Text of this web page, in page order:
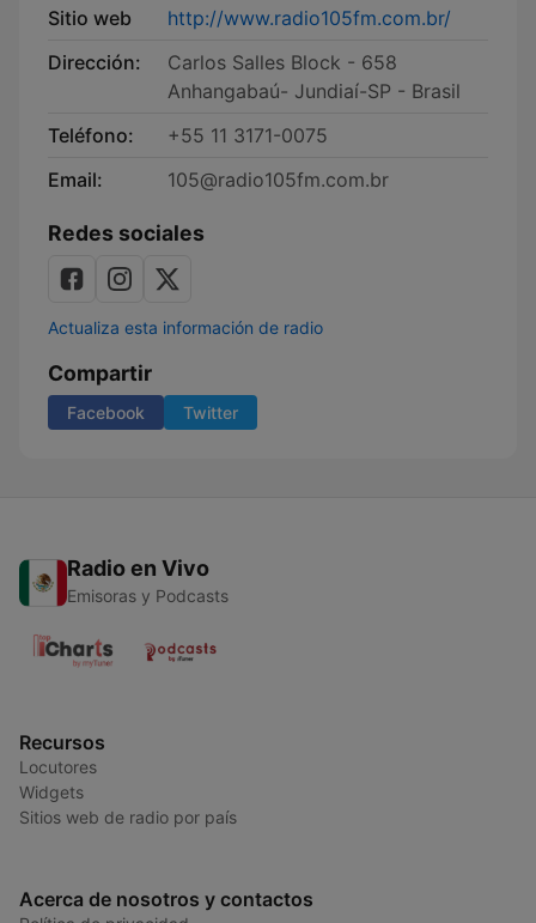
Sitio web
http://www.radio105fm.com.br/
Dirección:
Carlos Salles Block - 658
Anhangabaú- Jundiaí-SP - Brasil
Teléfono:
+55 11 3171-0075
Email:
105@radio105fm.com.br
Redes sociales
Actualiza esta información de radio
Compartir
Facebook Twitter
Radio en Vivo
Emisoras y Podcasts
Recursos
Locutores
Widgets
Sitios web de radio por país
Acerca de nosotros y contactos